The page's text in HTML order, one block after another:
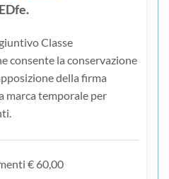
Classe
consente la conservazione
della firma
marca temporale per
€ 60,00